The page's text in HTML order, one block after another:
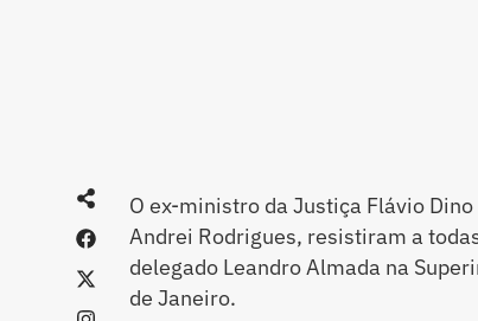
O ex-ministro da Justiça Flávio
Andrei Rodrigues, resistiram a
delegado Leandro Almada na
de Janeiro.